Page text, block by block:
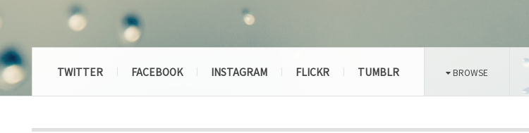
TWITTER FACEBOOK INSTAGRAM FLICKR TUMBLR BROWSE